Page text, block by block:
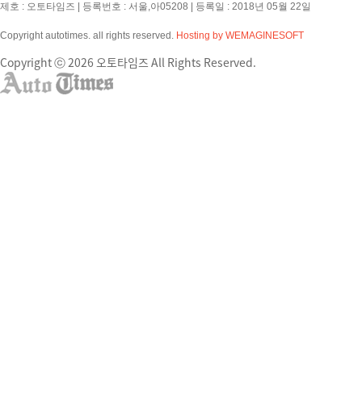
제호 : 오토타임즈 | 등록번호 : 서울,아05208 | 등록일 : 2018년 05월 22일
Copyright autotimes. all rights reserved. Hosting by WEMAGINESOFT
Copyright ⓒ 2026 오토타임즈 All Rights Reserved.